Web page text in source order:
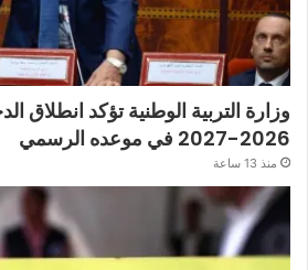
وزارة التربية الوطنية تؤكد انطلاق
2026-2027 في موعده الرسمي
منذ 13 ساعة